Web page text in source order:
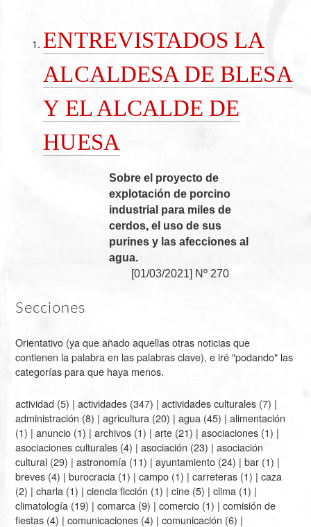
ENTREVISTADOS LA
ALCALDESA DE BLESA
Y EL ALCALDE DE
HUESA
Sobre el proyecto de
explotación de porcino
industrial para miles de
cerdos, el uso de sus
purines y las afecciones al
agua.
[01/03/2021] Nº 270
Secciones
Orientativo (ya que añado aquellas otras noticias que
contienen la palabra en las palabras clave), e iré "podando" las
categorías para que haya menos.
actividad (5) |actividades (347) |actividades culturales (7) |
administración (8) |agricultura (20) |agua (45) |alimentación
(1) |anuncio (1) |archivos (1) |arte (21) |asociaciones (1) |
asociaciones culturales (4) |asociación (23) |asociación
cultural (29) |astronomía (11) |ayuntamiento (24) |bar (1) |
breves (4) |burocracia (1) |campo (1) |carreteras (1) |caza
(2) |charla (1) |ciencia ficción (1) |cine (5) |clima (1) |
climatología (19) |comarca (9) |comercio (1) |comisión de
fiestas (4) |comunicaciones (4) |comunicación (6) |